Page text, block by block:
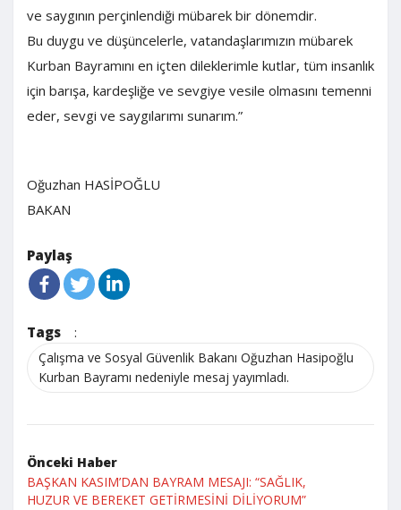
ve saygının perçinlendiği mübarek bir dönemdir.
Bu duygu ve düşüncelerle, vatandaşlarımızın mübarek
Kurban Bayramını en içten dileklerimle kutlar, tüm insanlık
için barışa, kardeşliğe ve sevgiye vesile olmasını temenni
eder, sevgi ve saygılarımı sunarım.”
Oğuzhan HASİPOĞLU
BAKAN
Paylaş
Tags :
Çalışma ve Sosyal Güvenlik Bakanı Oğuzhan Hasipoğlu
Kurban Bayramı nedeniyle mesaj yayımladı.
Önceki Haber
BAŞKAN KASIM’DAN BAYRAM MESAJI: “SAĞLIK,
HUZUR VE BEREKET GETİRMESİNİ DİLİYORUM”